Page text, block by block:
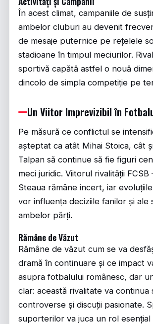
În acest climat, campaniile de
ambelor cluburi au devenit
de mesaje puternice pe rețelele
stadioane în timpul meciurilor.
sportivă capătă astfel o nouă
dincolo de simpla competiție pe
Un Viitor Imprevizibil în
Pe măsură ce conflictul se
așteptat ca atât Mihai Stoica, cât
Talpan să continue să fie figuri
meci juridic. Viitorul rivalității FCSB
Steaua rămâne incert, iar
vor influența deciziile fanilor și ale
ambelor părți.
Rămâne de Văzut
Rămâne de văzut cum se va
dramă în continuare și ce impact
asupra fotbalului românesc, dar
clar: această rivalitate va continua
controverse și discuții pasionate.
suporterilor va juca un rol